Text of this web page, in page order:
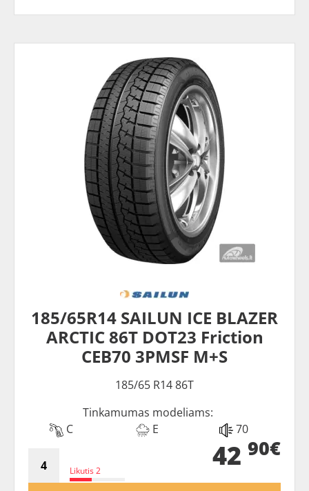
185/65R14 SAILUN ICE BLAZER
ARCTIC 86T DOT23 Friction
CEB70 3PMSF M+S
185/65 R14 86T
Tinkamumas modeliams:
C
E 70
Likutis 2 42 90€